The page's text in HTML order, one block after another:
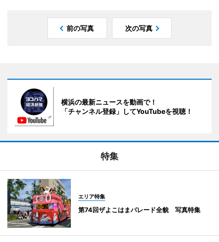
前の写真 次の写真
横浜の最新ニュースを動画で！
「チャンネル登録」してYouTubeを視聴！
特集
エリア特集
第74回ザよこはまパレード全貌 写真特集